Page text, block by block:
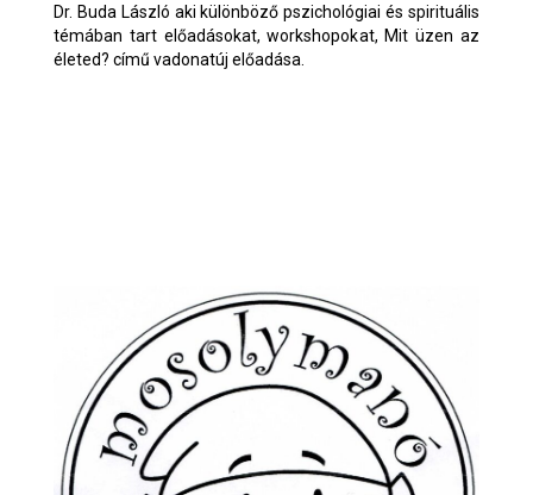
Dr. Buda László aki különböző pszichológiai és spirituális
témában tart előadásokat, workshopokat, Mit üzen az
életed? című vadonatúj előadása.